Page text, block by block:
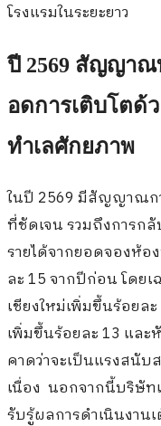
โรงแรมในระยะยาว
ปี 2569 สัญญาณ
อดการเติบโตด้
ทำเลศักยภาพ
ในปี 2569 มีสัญญาณก
ที่ชัดเจน รวมถึงการก
รายได้จากยอดจองห้อ
ละ 15 จากปีก่อน โดย
เชียงใหม่เพิ่มขึ้นร้อยล
เพิ่มขึ้นร้อยละ 13 แล
คาดว่าจะเป็นแรงสนั
เนื่อง นอกจากนี้บริษัท
รับรู้ผลการดำเนินงา